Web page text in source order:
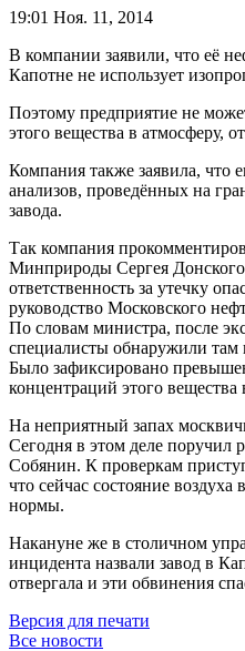
19:01 Ноя. 11, 2014
В компании заявили, что её
Капотне не использует
Поэтому предприятие не
этого вещества в атмосферу,
Компания также заявила, что
анализов, проведённых на
завода.
Так компания
Минприроды Сергея
ответственность за утечку
руководство Московского
По словам министра, после
специалисты обнаружили там
Было зафиксировано
концентраций этого вещества
На неприятный запах
Сегодня в этом деле поручил
Собянин. К проверкам
что сейчас состояние
нормы.
Накануне же в столичном
инцидента назвали завод в
отвергала и эти обвинения
Версия для печати
Все новости